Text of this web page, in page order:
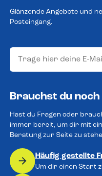
Glänzende Angebote und
Posteingang.
Brauchst du noch
Hast du Fragen oder
immer bereit, um dir mit
Beratung zur Seite zu
Häufig gestellte
Um dir einen Start